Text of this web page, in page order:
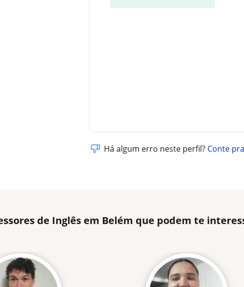
Há algum erro neste perfil? Conte
de Inglês em Belém que podem te